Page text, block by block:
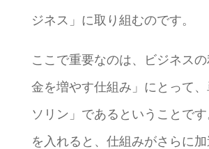
ジネス」に取り組むのです。
ここで重要なのは、ビジネス
金を増やす仕組み」にとって
ソリン」であるということで
を入れると、仕組みがさらに